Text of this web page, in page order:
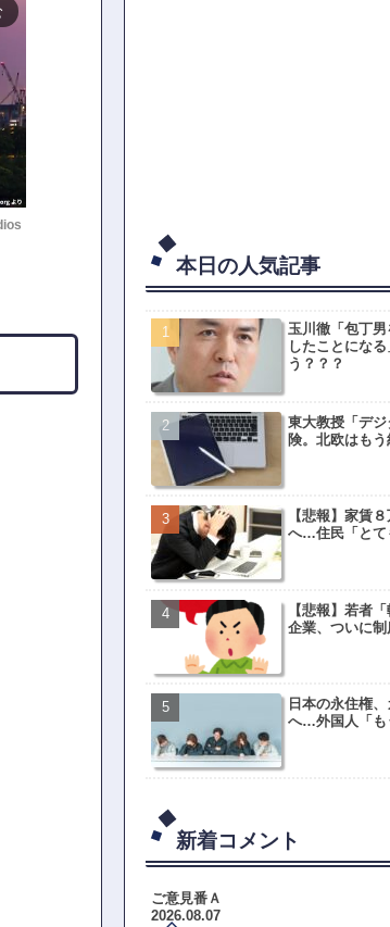
本日の人気記事
玉川徹「包丁
したことにな
う？？？
東大教授「デ
険。北欧はもう
【悲報】家賃
へ…住民「とて
【悲報】若者
企業、ついに
日本の永住権
へ…外国人「も
新着コメント
ご意見番Ａ
2026.08.07